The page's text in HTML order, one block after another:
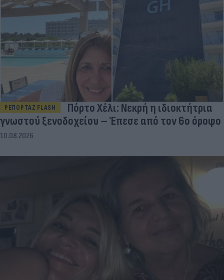
ΡΕΠΟΡΤΑΖ FLASH
Πόρτο Χέλι: Νεκρή η ιδιοκτήτρια
γνωστού ξενοδοχείου – Έπεσε από τον 6ο όροφο
10.08.2026